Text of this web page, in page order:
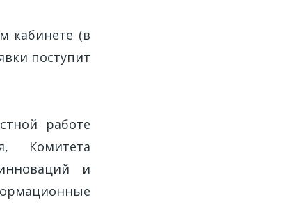
кабинете (в
поступит
работе
Комитета
и